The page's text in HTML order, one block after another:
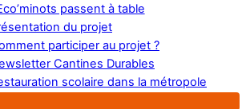
passent à table
du projet
participer au projet ?
Cantines Durables
scolaire dans la métropole